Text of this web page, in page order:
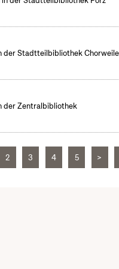
der Stadtteilbibliothek
der Zentralbibliothek
2 3 4 5 >